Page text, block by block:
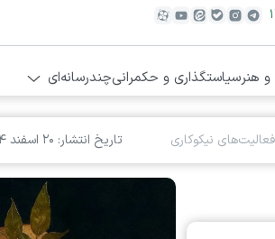
هنرسیاستگذاری و حکمرانیچندرسانه‌ای
فعالیت‌های نیکوکاری تاریخ انتشار: ۲۰ اسفند ۱۴۰۴